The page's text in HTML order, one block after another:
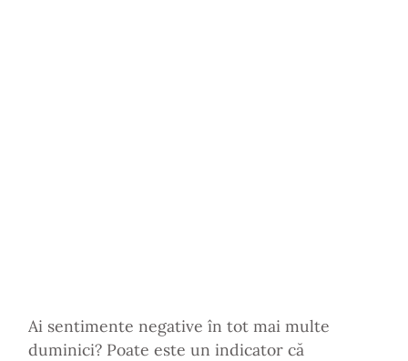
Ai sentimente negative în tot mai multe
duminici? Poate este un indicator că